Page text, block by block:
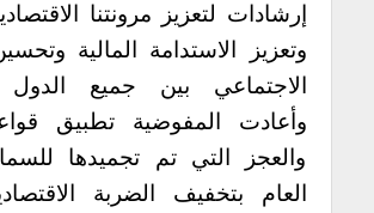
إرشادات لتعزيز مرونتنا
وتعزيز الاستدامة المالية
الاجتماعي بين جميع الدول
وأعادت المفوضية تطبيق
والعجز التي تم تجميدها
العام بتخفيف الضربة